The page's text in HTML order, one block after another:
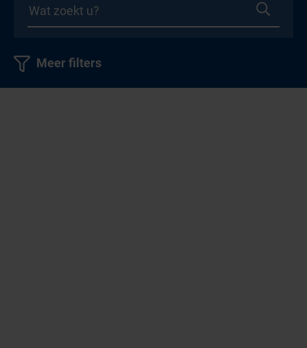
Meer filters